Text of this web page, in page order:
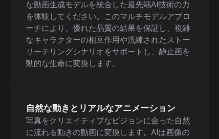
な動画生成モデルを統合した最先端AI技術の力
を体験してください。このマルチモデルアプロ
ーチにより、優れた品質の結果を保証し、複雑
なキャラクターの相互作用や洗練されたストー
リーテリングシナリオをサポートし、静止画を
動的な生命に変換します。
自然な動きとリアルなアニメーション
写真をクリエイティブなビジョンに合った自然
に流れる動きの動画に変換します。AIは画像の